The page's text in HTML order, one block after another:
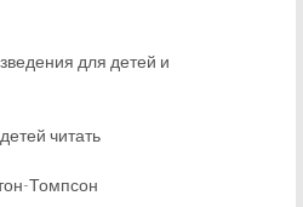
для детей и
читать
Томпсон